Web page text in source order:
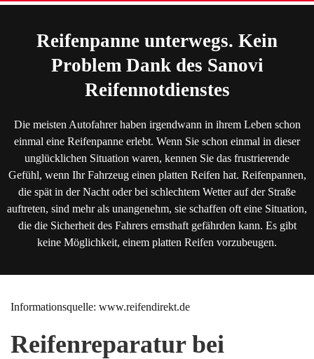
Reifenpanne unterwegs. Kein
Problem Dank des Sanovi
Reifennotdienstes
Die meisten Autofahrer haben irgendwann in ihrem Leben schon
einmal eine Reifenpanne erlebt. Wenn Sie schon einmal in dieser
unglücklichen Situation waren, kennen Sie das frustrierende
Gefühl, wenn Ihr Fahrzeug einen platten Reifen hat. Reifenpannen,
die spät in der Nacht oder bei schlechtem Wetter auf der Straße
auftreten, sind mehr als unangenehm, sie schaffen oft eine Situation,
die die Sicherheit des Fahrers ernsthaft gefährden kann. Es gibt
keine Möglichkeit, einem platten Reifen vorzubeugen.
Informationsquelle: www.reifendirekt.de
Reifenreparatur bei